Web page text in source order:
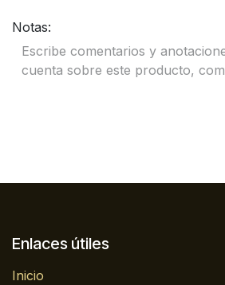
Notas:
Enlaces útiles
Inicio